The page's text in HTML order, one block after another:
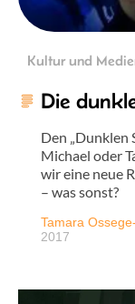
Kultur und
Die
Den „Dunklen
Michael oder
wir eine neue
– was sonst?
Tamara
2017